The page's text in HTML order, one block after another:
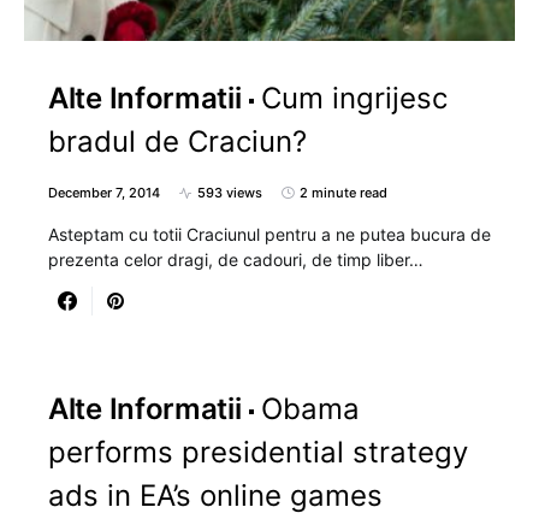
Alte Informatii
Cum ingrijesc
bradul de Craciun?
December 7, 2014 593 views 2 minute read
Asteptam cu totii Craciunul pentru a ne putea bucura de
prezenta celor dragi, de cadouri, de timp liber…
Alte Informatii
Obama
performs presidential strategy
ads in EA’s online games